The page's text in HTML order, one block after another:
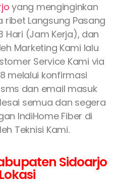
yang menginginkan
Langsung Pasang
Hari (Jam Kerja), dan
Marketing Kami lalu
Service Kami via
melalui konfirmasi
dan email masuk
semua dan segera
IndiHome Fiber di
Teknisi Kami.
Sidoarjo